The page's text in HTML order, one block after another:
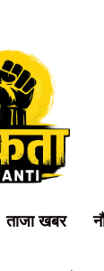
ताजा खबर